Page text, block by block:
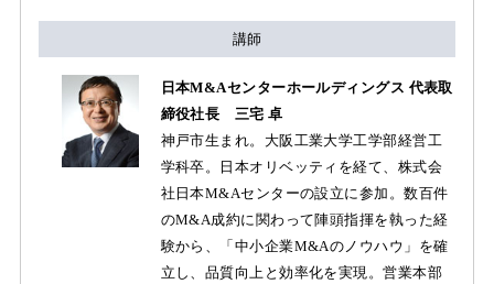
講師
日本M&Aセンターホールディングス 代表取
締役社長 三宅 卓
神戸市生まれ。大阪工業大学工学部経営工
学科卒。日本オリベッティを経て、株式会
社日本M&Aセンターの設立に参加。数百件
のM&A成約に関わって陣頭指揮を執った経
験から、「中小企業M&Aのノウハウ」を確
立し、品質向上と効率化を実現。営業本部